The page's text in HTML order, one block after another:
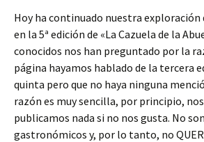
Hoy ha continuado nuestra exploración
en la 5ª edición de «La Cazuela de la
conocidos nos han preguntado por la
página hayamos hablado de la tercera
quinta pero que no haya ninguna
razón es muy sencilla, por principio,
publicamos nada si no nos gusta. No
gastronómicos y, por lo tanto, no